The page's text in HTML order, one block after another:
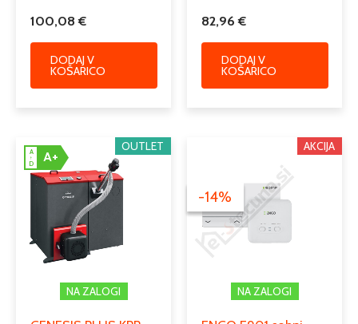
100,08€
DODAJ V
KOŠARICO
82,96€
DODAJ V
KOŠARICO
OUTLET
A
↑
D A+
NA ZALOGI
-14%
AKCIJA
-14%
NA ZALOGI
bila:
75,57 €.
Trenutna